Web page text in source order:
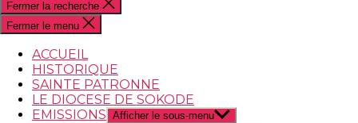
Fermer la recherche
Fermer le menu
ACCUEIL
HISTORIQUE
SAINTE PATRONNE
LE DIOCESE DE SOKODE
EMISSIONS Afficher le sous-menu